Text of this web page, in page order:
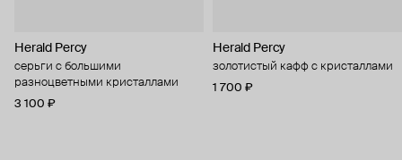
Herald Percy
серьги с большими
разноцветными кристаллами
3 100 ₽
Herald Percy
золотистый кафф с кристаллами
1 700 ₽